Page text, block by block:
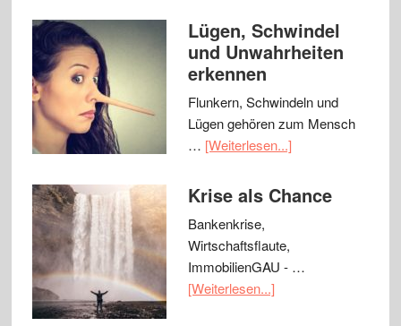
Lügen, Schwindel
und Unwahrheiten
erkennen
Flunkern, Schwindeln und
Lügen gehören zum Mensch
… [Weiterlesen...]
Krise als Chance
Bankenkrise,
Wirtschaftsflaute,
ImmobilienGAU - …
[Weiterlesen...]